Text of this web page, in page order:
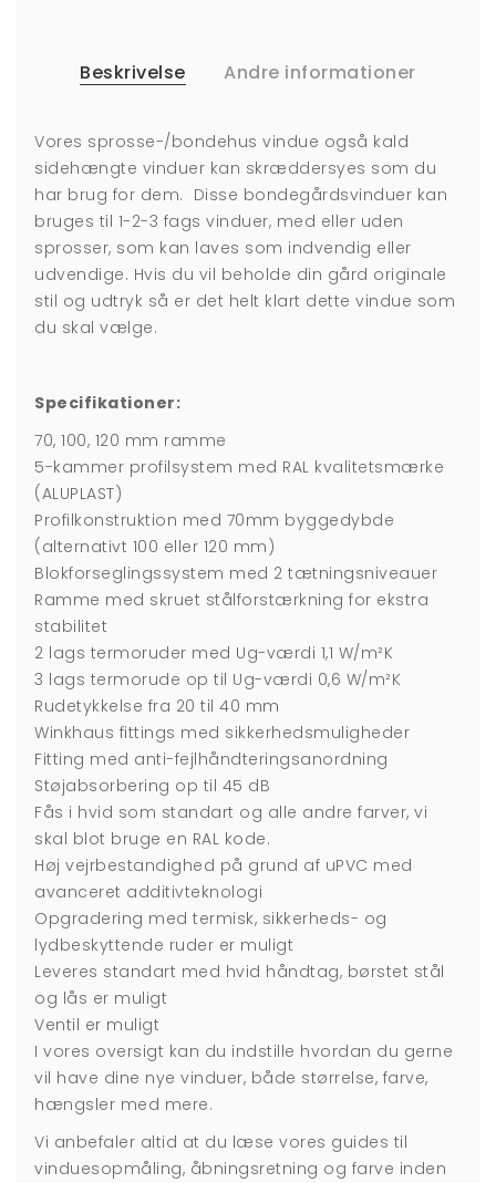
Beskrivelse Andre informationer
Vores sprosse-/bondehus vindue også kald
sidehængte vinduer kan skræddersyes som du
har brug for dem. Disse bondegårdsvinduer kan
bruges til 1-2-3 fags vinduer, med eller uden
sprosser, som kan laves som indvendig eller
udvendige. Hvis du vil beholde din gård originale
stil og udtryk så er det helt klart dette vindue som
du skal vælge.
Specifikationer:
70, 100, 120 mm ramme
5-kammer profilsystem med RAL kvalitetsmærke
(ALUPLAST)
Profilkonstruktion med 70mm byggedybde
(alternativt 100 eller 120 mm)
Blokforseglingssystem med 2 tætningsniveauer
Ramme med skruet stålforstærkning for ekstra
stabilitet
2 lags termoruder med Ug-værdi 1,1 W/m²K
3 lags termorude op til Ug-værdi 0,6 W/m²K
Rudetykkelse fra 20 til 40 mm
Winkhaus fittings med sikkerhedsmuligheder
Fitting med anti-fejlhåndteringsanordning
Støjabsorbering op til 45 dB
Fås i hvid som standart og alle andre farver, vi
skal blot bruge en RAL kode.
Høj vejrbestandighed på grund af uPVC med
avanceret additivteknologi
Opgradering med termisk, sikkerheds- og
lydbeskyttende ruder er muligt
Leveres standart med hvid håndtag, børstet stål
og lås er muligt
Ventil er muligt
I vores oversigt kan du indstille hvordan du gerne
vil have dine nye vinduer, både størrelse, farve,
hængsler med mere.
Vi anbefaler altid at du læse vores guides til
vinduesopmåling, åbningsretning og farve inden